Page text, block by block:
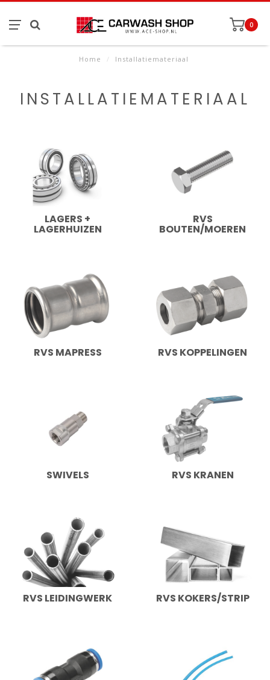
0
Home / Installatiemateriaal
INSTALLATIEMATERIAAL
LAGERS +
LAGERHUIZEN
RVS
BOUTEN/MOEREN
RVS MAPRESS RVS KOPPELINGEN
SWIVELS RVS KRANEN
RVS LEIDINGWERK RVS KOKERS/STRIP